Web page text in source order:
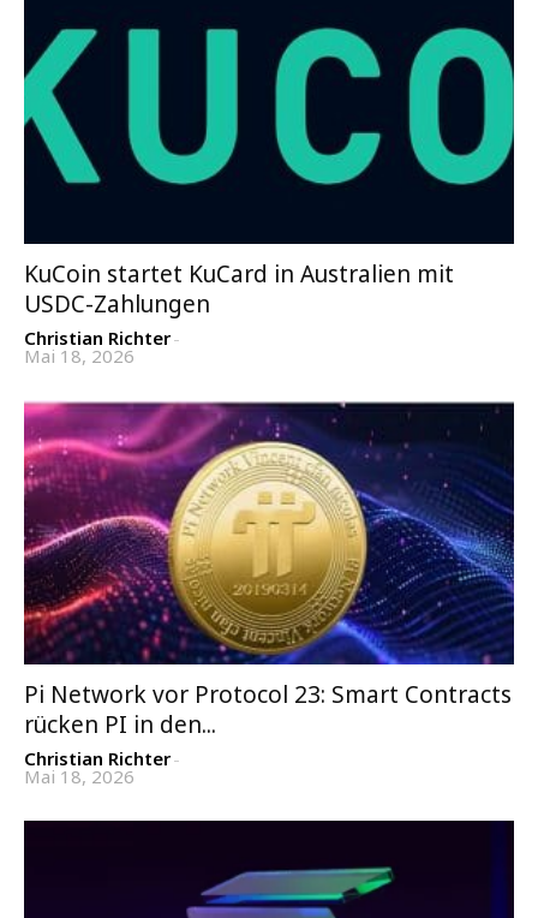
KuCoin startet KuCard in Australien mit
USDC-Zahlungen
Christian Richter-
Mai 18, 2026
Pi Network vor Protocol 23: Smart Contracts
rücken PI in den...
Christian Richter-
Mai 18, 2026